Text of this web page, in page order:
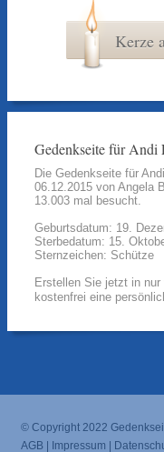
Kerze
Gedenkseite für Andi
Die Gedenkseite für
06.12.2015 von Angela
13.003 mal besucht.
Geburtsdatum: 19.
Sterbedatum: 15.
Sternzeichen: Schütze
Erstellen Sie jetzt in
kostenfrei eine
© Copyright 2022
AGB
Impressum